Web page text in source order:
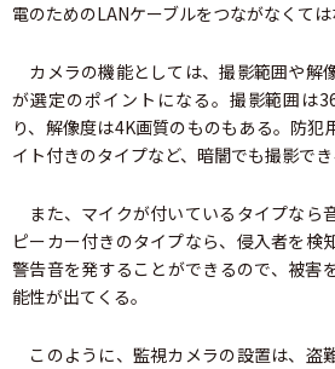
電のためのLANケーブルをつながなくては
カメラの機能としては、撮影範囲や解
が選定のポイントになる。撮影範囲は
り、解像度は4K画質のものもある。防犯
イト付きのタイプなど、暗闇でも撮影でき
また、マイクが付いているタイプなら
ピーカー付きのタイプなら、侵入者を検
警告音を発することができるので、被害
能性が出てくる。
このように、監視カメラの設置は、盗